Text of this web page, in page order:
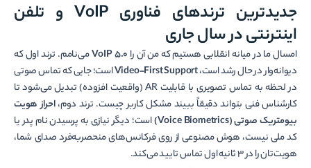
جدیدترین ترندهای فناوری VoIP و تلفن
اینترنتی در سال جاری
امسال ما در میانه انقلابی هستیم که من آن را VoIP 5.0می‌نامم. ترند اول که
دیوانه‌وار در حال رشد است،Video-First Supportاست؛ جایی که تماس صوتی
در لحظه به تماس تصویری با قابلیت AR (واقعیت افزوده) تبدیل می‌شود تا
کارشناس فنی بتواند دقیقاً ببیند مشکل کاربر چیست. ترند دوم،احراز هویت
بیومتریک صوتی (Voice Biometrics)
است؛ دیگر نیازی به پرسیدن نام پدر یا
کد ملی نیست، هوش مصنوعی از روی فرکانس‌های منحصر‌به‌فرد صدای شما،
هویت‌تان را در ۳ ثانیه اول تماس تایید می‌کند.